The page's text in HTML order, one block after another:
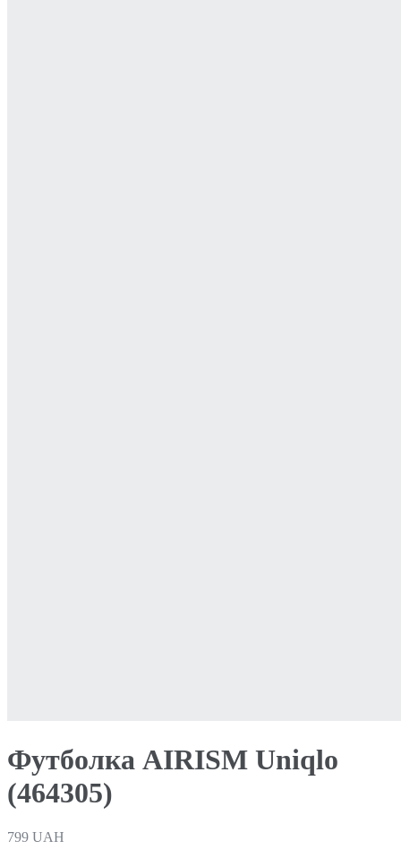
Футболка AIRISM Uniqlo
(464305)
799 UAH